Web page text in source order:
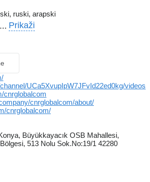
ruski, arapski
Prikaži
UCa5XvupIpW7JFvId22ed0kg/videos
cnrglobalcom
cnrglobalcom/about/
cnrglobalcom/
Büyükkayacık OSB Mahallesi,
513 Nolu Sok.No:19/1 42280